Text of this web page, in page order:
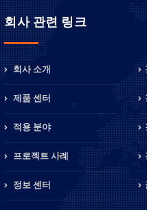
회사 관련 링크
회사 소개
제품 센터
적용 분야
프로젝트 사례
정보 센터